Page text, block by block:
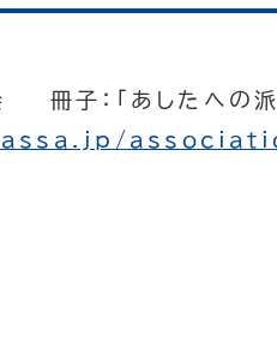
冊子：「あしたへの派